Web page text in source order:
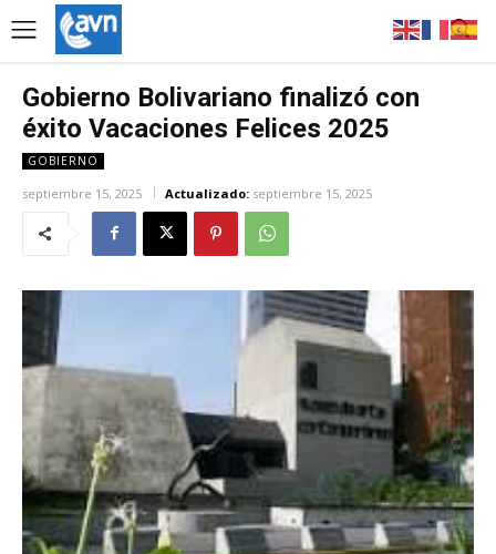
Gobierno Bolivariano finalizó con
éxito Vacaciones Felices 2025
GOBIERNO
septiembre 15, 2025 Actualizado: septiembre 15, 2025